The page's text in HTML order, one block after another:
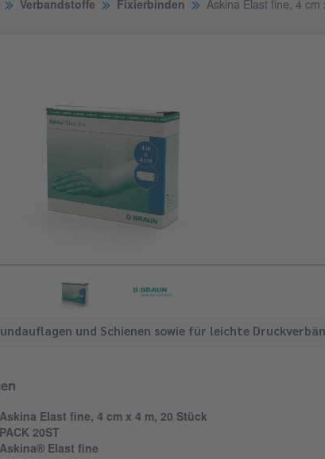
Verbandstoffe Fixierbinden Askina Elast fine, 4 cm
und Schienen sowie für leichte
Askina Elast fine, 4 cm x 4 m, 20 Stück
PACK 20ST
Askina® Elast fine